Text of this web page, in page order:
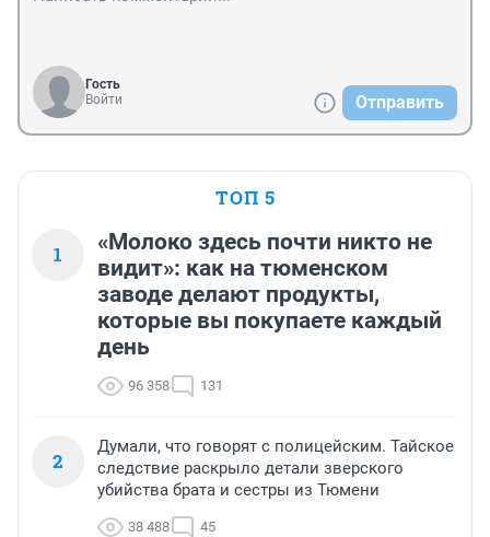
Гость
Войти
Отправить
ТОП 5
1
«Молоко здесь почти никто не
видит»: как на тюменском
заводе делают продукты,
которые вы покупаете каждый
день
96 358 131
2
Думали, что говорят с полицейским. Тайское
следствие раскрыло детали зверского
убийства брата и сестры из Тюмени
38 488 45